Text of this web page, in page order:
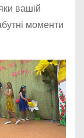
вашій
моменти